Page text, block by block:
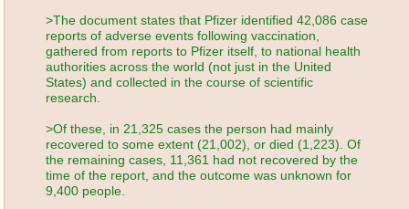
>The document states that Pfizer identified 42,086 case
reports of adverse events following vaccination,
gathered from reports to Pfizer itself, to national health
authorities across the world (not just in the United
States) and collected in the course of scientific
research.
>Of these, in 21,325 cases the person had mainly
recovered to some extent (21,002), or died (1,223). Of
the remaining cases, 11,361 had not recovered by the
time of the report, and the outcome was unknown for
9,400 people.